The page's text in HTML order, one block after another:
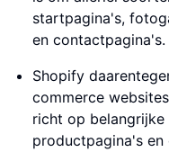
startpagina's,
en contactpagina's.
Shopify
commerce
richt op
productpagina's